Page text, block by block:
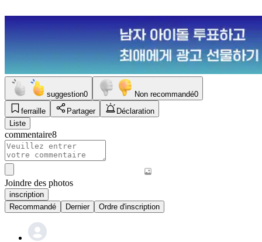
suggestion0 Non recommandé0
ferraille
Partager
Déclaration
Liste
commentaire8
Joindre des photos
inscription
Recommandé
Dernier Ordre d'inscription